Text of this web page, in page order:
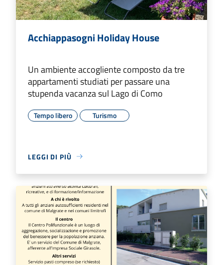
Acchiappasogni Holiday House
Un ambiente accogliente composto da tre
appartamenti studiati per passare una
stupenda vacanza sul Lago di Como
Tempo libero Turismo
LEGGI DI PIÙ